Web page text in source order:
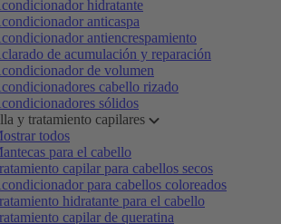
hidratante
anticaspa
antiencrespamiento
de acumulación y reparación
de volumen
cabello rizado
sólidos
y tratamiento capilares
todos
para el cabello
capilar para cabellos secos
para cabellos coloreados
hidratante para el cabello
capilar de queratina